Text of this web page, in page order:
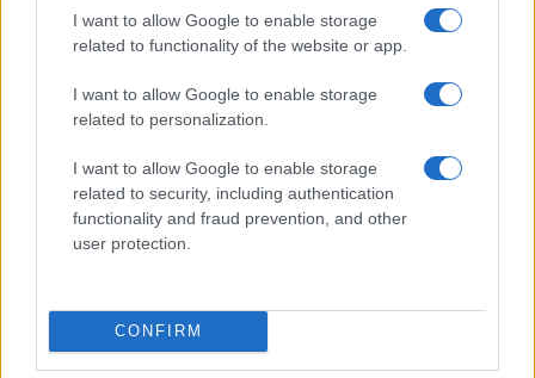
I want to allow Google to enable storage
related to functionality of the website or app.
I want to allow Google to enable storage
related to personalization.
I want to allow Google to enable storage
related to security, including authentication
functionality and fraud prevention, and other
user protection.
CONFIRM
ΚΟΙΝΩΝΊΑ
“Τρείς εκκλησίες… μια
ιστορία, το Προάστειο
μας” – Μια κοινή
(Φωτογραφίες)
9 Αυγούστου 2026, 5:27 μμ
Συνεχίζονται οι
εργασίες βελτίωσης
και συντήρησης